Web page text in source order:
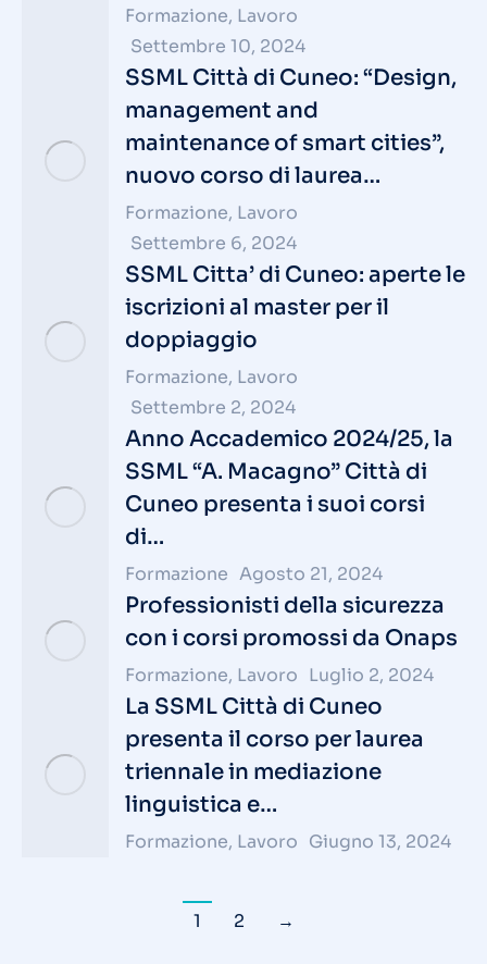
Formazione, Lavoro
Settembre 10, 2024
SSML Città di Cuneo: “Design,
management and
maintenance of smart cities”,
nuovo corso di laurea…
Formazione, Lavoro
Settembre 6, 2024
SSML Citta’ di Cuneo: aperte le
iscrizioni al master per il
doppiaggio
Formazione, Lavoro
Settembre 2, 2024
Anno Accademico 2024/25, la
SSML “A. Macagno” Città di
Cuneo presenta i suoi corsi
di…
Formazione Agosto 21, 2024
Professionisti della sicurezza
con i corsi promossi da Onaps
Formazione, Lavoro Luglio 2, 2024
La SSML Città di Cuneo
presenta il corso per laurea
triennale in mediazione
linguistica e…
Formazione, Lavoro Giugno 13, 2024
1 2 →